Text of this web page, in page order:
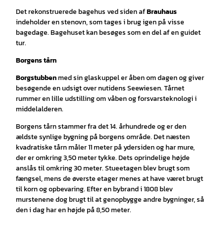
Det rekonstruerede bagehus ved siden afBrauhaus
indeholder en stenovn, som tages i brug igen på visse
bagedage. Bagehuset kan besøges som en del af en guidet
tur.
Borgens tårn
Borgstubbenmed sin glaskuppel er åben om dagen og giver
besøgende en udsigt over nutidens Seewiesen. Tårnet
rummer en lille udstilling om våben og forsvarsteknologi i
middelalderen.
Borgens tårn stammer fra det 14. århundrede og er den
ældste synlige bygning på borgens område. Det næsten
kvadratiske tårn måler 11 meter på ydersiden og har mure,
der er omkring 3,50 meter tykke. Dets oprindelige højde
anslås til omkring 30 meter. Stueetagen blev brugt som
fængsel, mens de øverste etager menes at have været brugt
til korn og opbevaring. Efter en bybrand i 1808 blev
murstenene dog brugt til at genopbygge andre bygninger, så
den i dag har en højde på 8,50 meter.